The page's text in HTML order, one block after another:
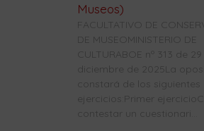
Museos)
FACULTATIVO DE
DE MUSEOMINISTERIO DE
CULTURABOE nº 313 de 29
diciembre de 2025La
constará de los siguientes
ejercicios:Primer
contestar un cuestionari...